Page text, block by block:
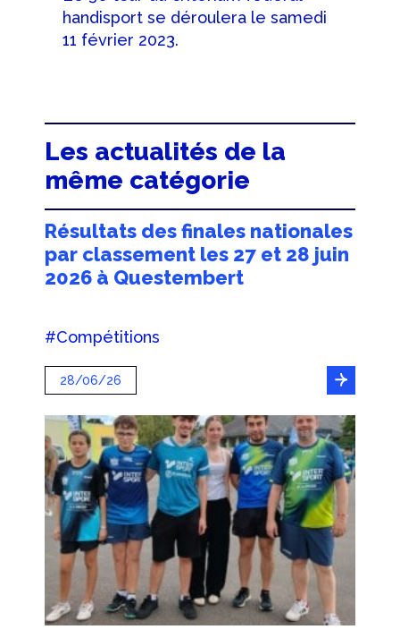
handisport se déroulera le samedi
11 février 2023.
Les actualités de la
même catégorie
Résultats des finales nationales
par classement les 27 et 28 juin
2026 à Questembert
#Compétitions
28/06/26